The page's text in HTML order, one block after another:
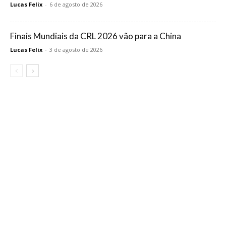
Lucas Felix - 6 de agosto de 2026
Finais Mundiais da CRL 2026 vão para a China
Lucas Felix - 3 de agosto de 2026